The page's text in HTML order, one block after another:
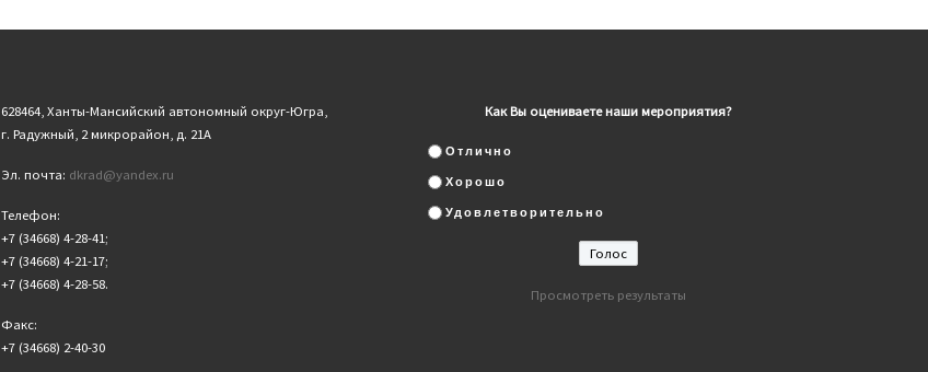
628464, Ханты-Мансийский автономный округ-Югра,
г. Радужный, 2 микрорайон, д. 21А
Эл. почта: dkrad@yandex.ru
Телефон:
+7 (34668) 4-28-41;
+7 (34668) 4-21-17;
+7 (34668) 4-28-58.
Факс:
+7 (34668) 2-40-30
Как Вы оцениваете наши мероприятия?
Отлично
Хорошо
Удовлетворительно
Просмотреть результаты